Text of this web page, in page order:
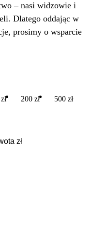
– nasi widzowie i
Dlatego oddając w
prosimy o wsparcie
200 zł 500 zł